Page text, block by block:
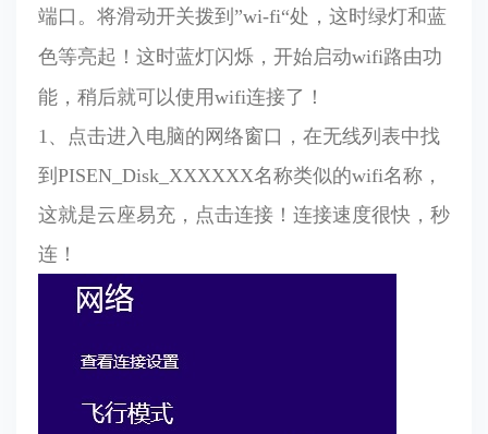
端口。将滑动开关拨到”wi-fi“处，这时绿灯和蓝
色等亮起！这时蓝灯闪烁，开始启动wifi路由功
能，稍后就可以使用wifi连接了！
1、点击进入电脑的网络窗口，在无线列表中找
到PISEN_Disk_XXXXXX名称类似的wifi名称，
这就是云座易充，点击连接！连接速度很快，秒
连！